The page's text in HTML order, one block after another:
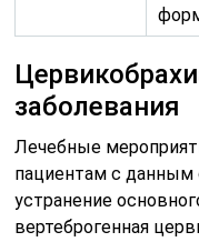
заболевания
Лечебные
пациентам с данным
устранение
вертеброгенная